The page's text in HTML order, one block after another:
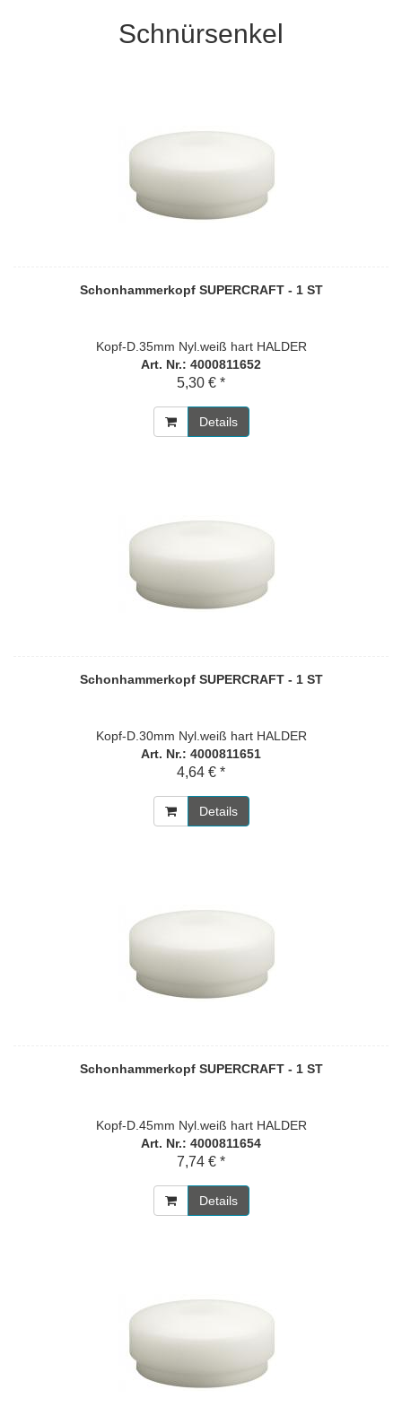
Schnürsenkel
Schonhammerkopf SUPERCRAFT - 1 ST
Kopf-D.35mm Nyl.weiß hart HALDER
Art. Nr.: 4000811652
5,30 € *
Details
Schonhammerkopf SUPERCRAFT - 1 ST
Kopf-D.30mm Nyl.weiß hart HALDER
Art. Nr.: 4000811651
4,64 € *
Details
Schonhammerkopf SUPERCRAFT - 1 ST
Kopf-D.45mm Nyl.weiß hart HALDER
Art. Nr.: 4000811654
7,74 € *
Details